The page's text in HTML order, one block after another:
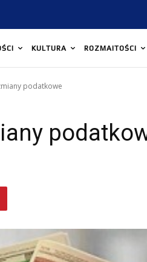
KULTURA ROZMAITOŚCI
podatkowe